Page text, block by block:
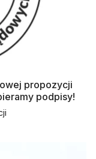
propozycji
podpisy!